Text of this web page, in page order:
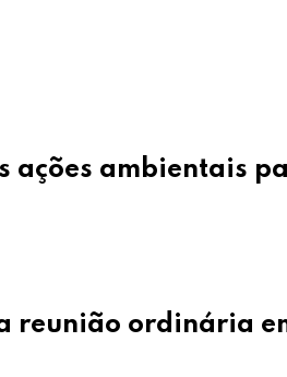
ações ambientais
reunião ordinária